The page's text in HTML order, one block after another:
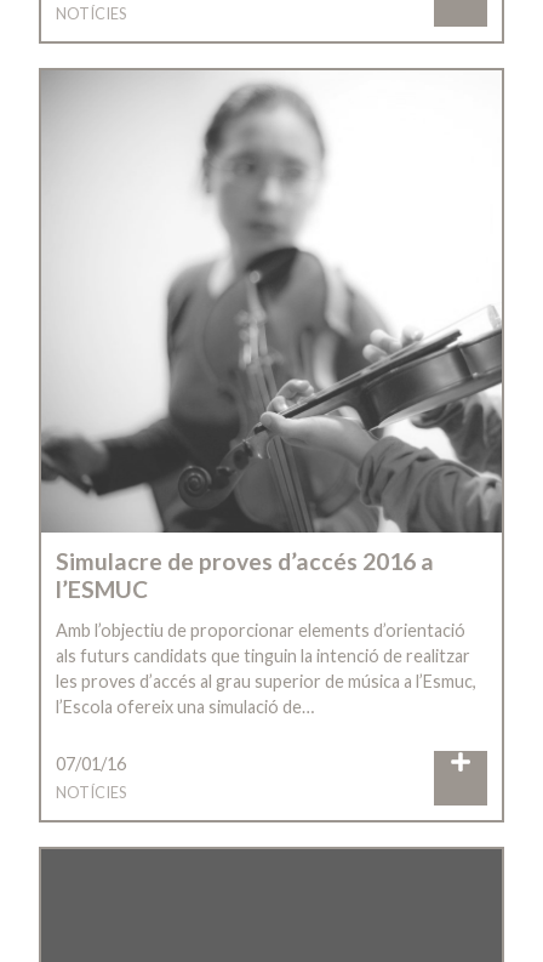
NOTÍCIES
Simulacre de proves d’accés 2016 a
l’ESMUC
Amb l’objectiu de proporcionar elements d’orientació
als futurs candidats que tinguin la intenció de realitzar
les proves d’accés al grau superior de música a l’Esmuc,
l’Escola ofereix una simulació de…
07/01/16
NOTÍCIES